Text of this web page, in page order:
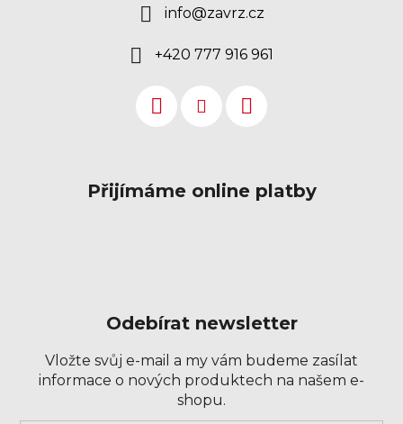
info@zavrz.cz
+420 777 916 961
Přijímáme online platby
Odebírat newsletter
Vložte svůj e-mail a my vám budeme zasílat
informace o nových produktech na našem e-
shopu.